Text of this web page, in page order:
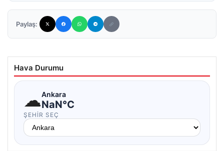
Paylaş:
Hava Durumu
☁Ankara
NaN°C
ŞEHIR SEÇ